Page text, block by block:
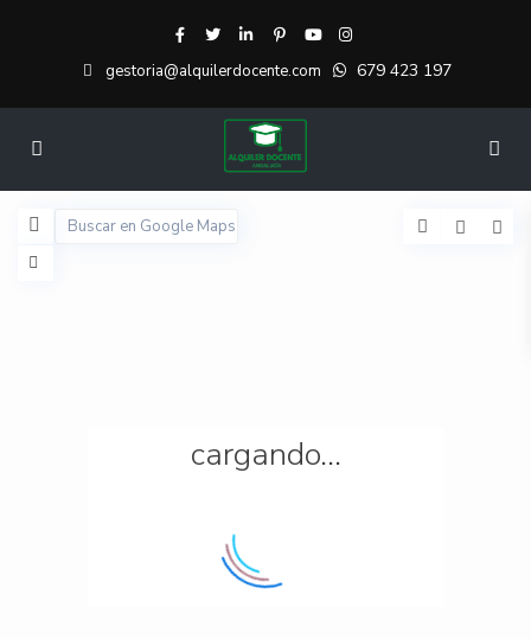
gestoria@alquilerdocente.com 679 423 197
cargando...